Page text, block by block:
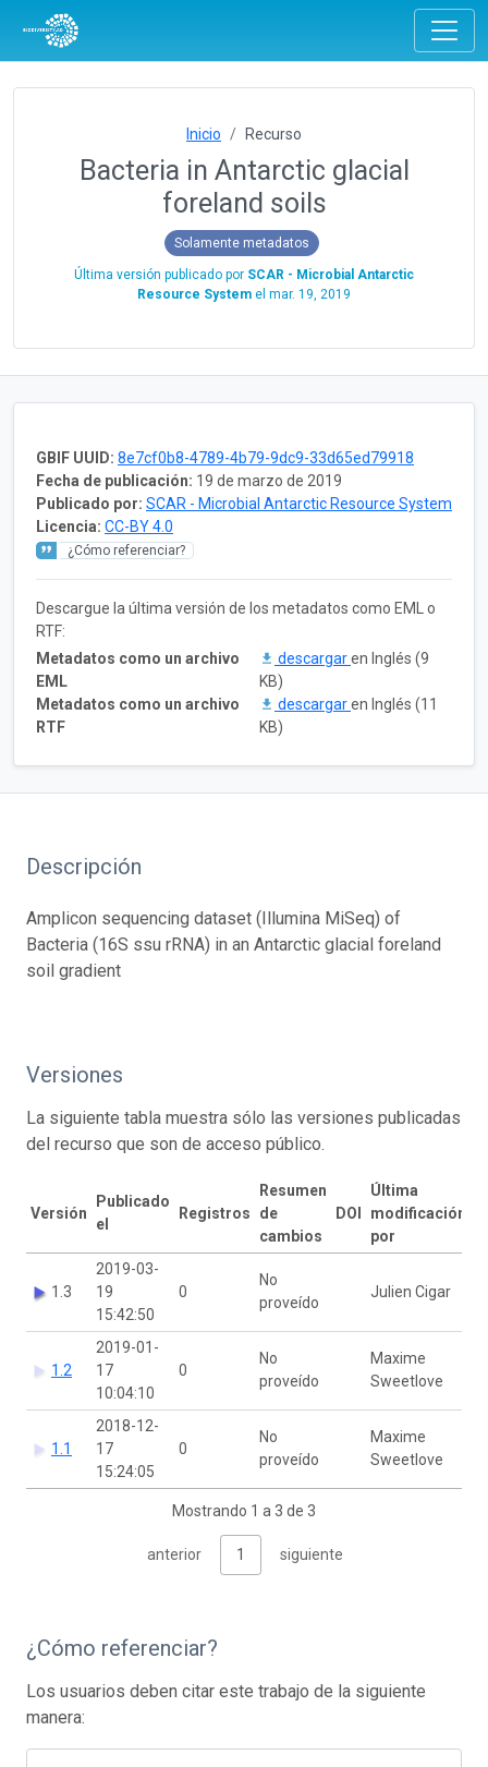
Inicio Recurso
Bacteria in Antarctic glacial
foreland soils
Solamente metadatos
Última versión publicado por SCAR - Microbial Antarctic
Resource System el mar. 19, 2019
GBIF UUID: 8e7cf0b8-4789-4b79-9dc9-33d65ed79918
Fecha de publicación: 19 de marzo de 2019
Publicado por: SCAR - Microbial Antarctic Resource System
Licencia: CC-BY 4.0
¿Cómo referenciar?
Descargue la última versión de los metadatos como EML o
RTF:
Metadatos como un archivo
EML
descargaren Inglés (9
KB)
Metadatos como un archivo
RTF
descargaren Inglés (11
KB)
Descripción
Amplicon sequencing dataset (Illumina MiSeq) of
Bacteria (16S ssu rRNA) in an Antarctic glacial foreland
soil gradient
Versiones
La siguiente tabla muestra sólo las versiones publicadas
del recurso que son de acceso público.
Versión
Publicado
el
Registros
Resumen
de
cambios
DOI
Última
modificación
por
1.3
2019-03-
19
15:42:50
0
No
proveído
Julien Cigar
1.2
2019-01-
17
10:04:10
0
No
proveído
Maxime
Sweetlove
1.1
2018-12-
17
15:24:05
0
No
proveído
Maxime
Sweetlove
Mostrando 1 a 3 de 3
anterior 1 siguiente
¿Cómo referenciar?
Los usuarios deben citar este trabajo de la siguiente
manera: